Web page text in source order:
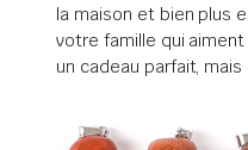
la maison et bien plus
votre famille qui aiment
un cadeau parfait,